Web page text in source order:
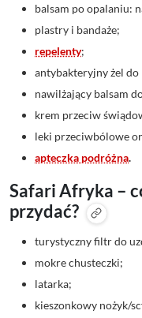
balsam po opalaniu:
plastry i bandaże;
repelenty;
antybakteryjny żel do
nawilżający balsam
krem przeciw
leki przeciwbólowe
apteczka podróżna.
Safari Afryka –
przydać?
turystyczny filtr do
mokre chusteczki;
latarka;
kieszonkowy nożyk/